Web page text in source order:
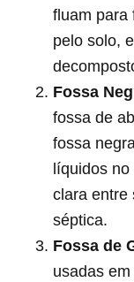
fluam para
pelo solo,
Fossa
fossa de
fossa
líquidos
clara entre
séptica.
Fossa de
usadas